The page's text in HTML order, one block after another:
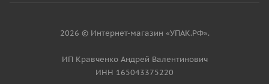
2026 © Интернет-магазин «УПАК.РФ».
ИП Кравченко Андрей Валентинович
ИНН 165043375220